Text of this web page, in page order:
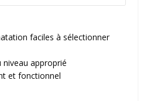
faciles à sélectionner
approprié
et fonctionnel